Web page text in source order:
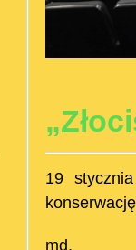
19
md.